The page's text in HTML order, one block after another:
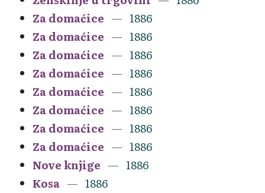
Za domaćice
1886
Za domaćice
1886
Za domaćice
1886
Za domaćice
1886
Za domaćice
1886
Za domaćice
1886
Za domaćice
1886
Za domaćice
1886
Nove knjige
1886
Kosa
1886